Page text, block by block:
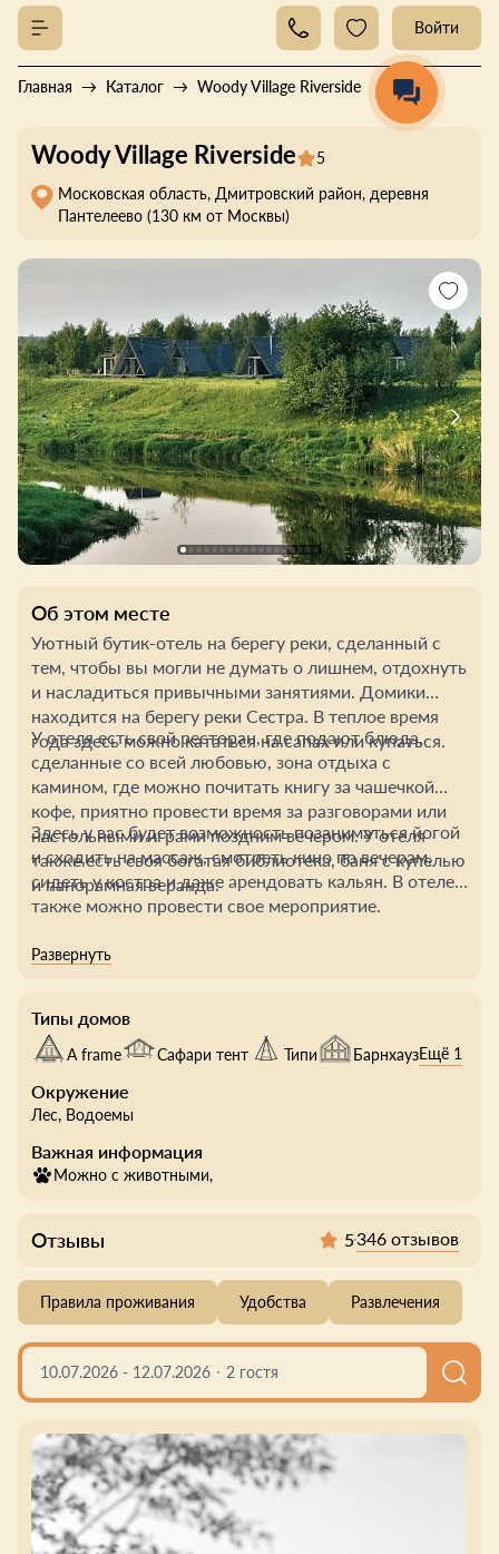
Войти
Главная Каталог Woody Village Riverside
Woody Village Riverside
5
Московская область, Дмитровский район, деревня
Пантелеево (130 км от Москвы)
Об этом месте
Уютный бутик-отель на берегу реки, сделанный с
тем, чтобы вы могли не думать о лишнем, отдохнуть
и насладиться привычными занятиями. Домики
находится на берегу реки Сестра. В теплое время
года здесь можно кататься на сапах или купаться.
У отеля есть свой ресторан, где подают блюда,
сделанные со всей любовью, зона отдыха с
камином, где можно почитать книгу за чашечкой
кофе, приятно провести время за разговорами или
настольными играми поздним вечером. У отеля
также есть своя богатая библиотека, баня с купелью
и панорамная веранда.
Здесь у вас будет возможность позаниматься йогой
и сходить на массаж, смотреть кино по вечерам,
сидеть у костра и даже арендовать кальян. В отеле
также можно провести свое мероприятие.
Типы домов
A frame Сафари тент Типи БарнхаузЕщё 1
Окружение
Лес, Водоемы
Важная информация
Можно с животными,
Отзывы 5346 отзывов
Правила проживания Удобства Развлечения
10.07.2026 - 12.07.2026 2 гостя